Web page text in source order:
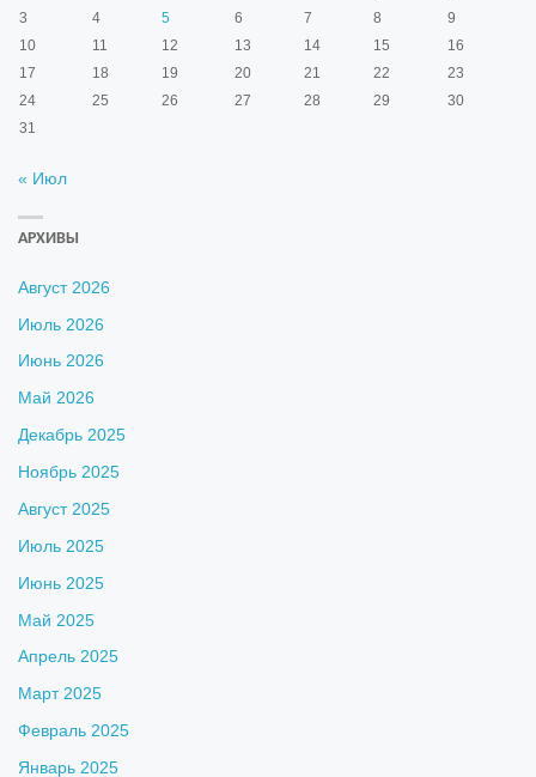
3
4 5 6 7 8
9
10
11 12 13 14 15
16
17
18 19 20 21 22
23
24
25 26 27 28 29
30
31
« Июл
АРХИВЫ
Август 2026
Июль 2026
Июнь 2026
Май 2026
Декабрь 2025
Ноябрь 2025
Август 2025
Июль 2025
Июнь 2025
Май 2025
Апрель 2025
Март 2025
Февраль 2025
Январь 2025